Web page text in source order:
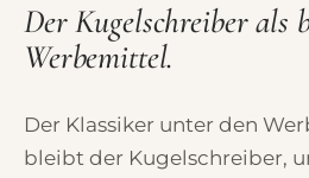
Der Kugelschreiber als
Werbemittel.
Der Klassiker unter den
bleibt der Kugelschreiber,